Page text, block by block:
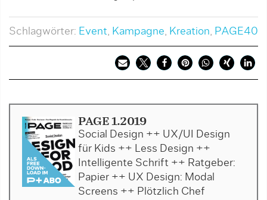
Schlagwörter: Event, Kampagne, Kreation, PAGE40
PAGE 1.2019
Social Design ++ UX/UI Design
für Kids ++ Less Design ++
Intelligente Schrift ++ Ratgeber:
Papier ++ UX Design: Modal
Screens ++ Plötzlich Chef